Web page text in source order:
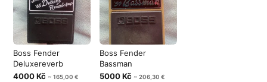
Boss Fender
Deluxereverb
4000 Kč ~ 165,00 €
Boss Fender
Bassman
5000 Kč ~ 206,30 €